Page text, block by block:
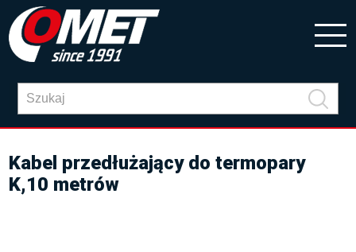
Kabel przedłużający do termopary
K,10 metrów